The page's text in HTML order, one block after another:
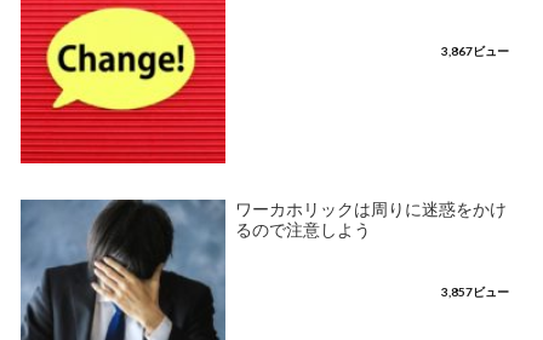
3,867ビュー
ワーカホリックは周りに迷惑をかけ
るので注意しよう
3,857ビュー